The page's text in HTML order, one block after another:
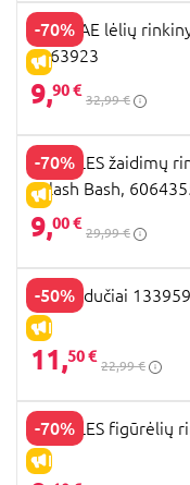
-70%
IŠPARDAVIMAS
ZOMBAE lėlių
6063923
9,90 €
32,99 €
-70%
IŠPARDAVIMAS
ZOOBLES žaidimų
Splash Bash,
9,00 €
29,99 €
-50%
IŠPARDAVIMAS
ELC riedučiai 133959
11,50 €
22,99 €
-70%
IŠPARDAVIMAS
ZOOBLES figūrėlių